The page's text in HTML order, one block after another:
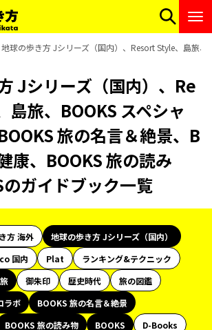
地球の歩き方 Jシリーズ（国内）、Resort Style、島旅
Jシリーズ（国内）、Re
旅、BOOKS スペシャ
旅の名言＆絶景、B
康、BOOKS 旅の読み
ガイドブック一覧
方 海外
地球の歩き方 Jシリーズ（国内）
国内 Plat
ランキング&テクニック
御朱印 歴史時代
旅の図鑑
ラボ
BOOKS 旅の名言＆絶景
BOOKS 旅の読み物 BOOKS
D-Books